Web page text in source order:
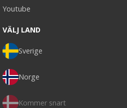
Youtube
VÄLJ LAND
Sverige
Norge
Kommer snart